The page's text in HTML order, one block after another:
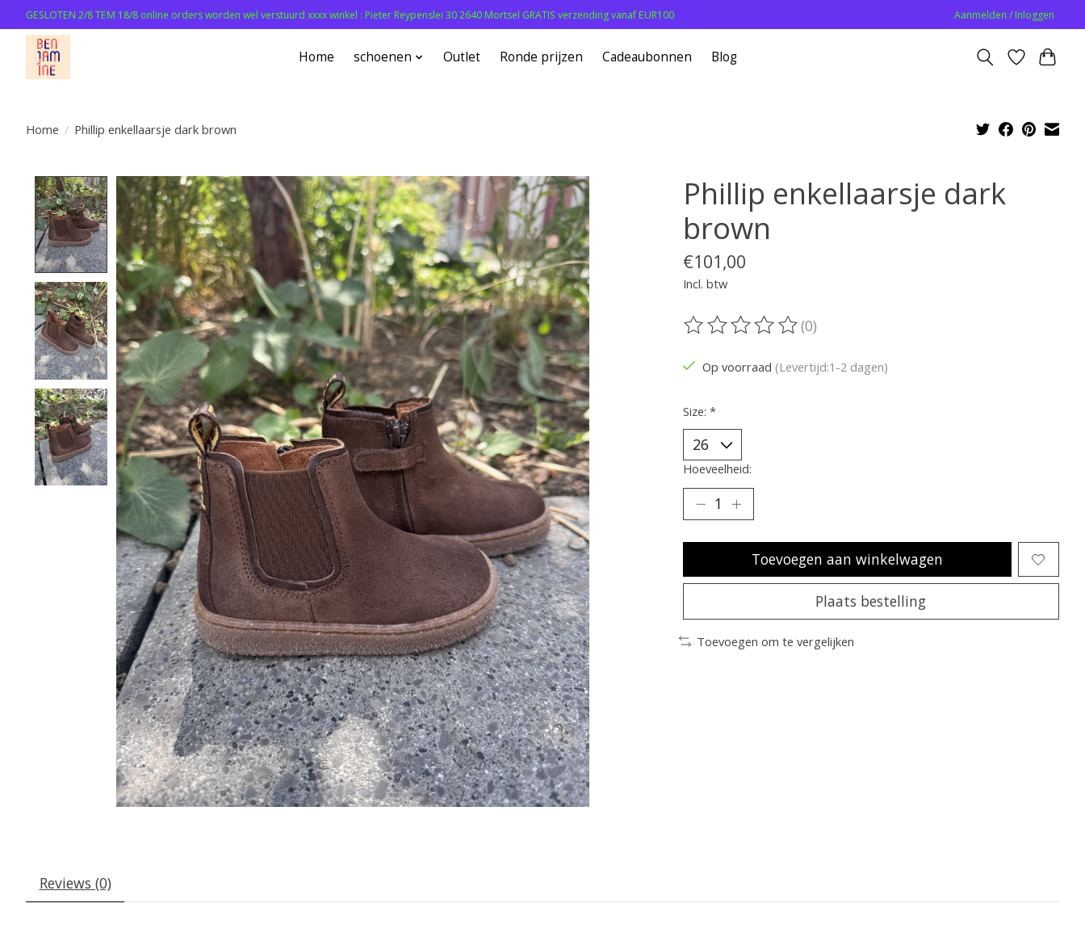
GESLOTEN 2/8 TEM 18/8 online orders worden wel verstuurd xxxx winkel : Pieter Reypenslei 30 2640 Mortsel GRATIS verzending vanaf EUR100 Aanmelden / Inloggen
Home schoenen Outlet Ronde prijzen Cadeaubonnen Blog
Home / Phillip enkellaarsje dark brown
Product image slideshow Items
Phillip enkellaarsje dark
brown
€101,00
Incl. btw
De beoordeling van dit product is
(0)
Op voorraad (Levertijd:1-2 dagen)
Size: *
Hoeveelheid:
Toevoegen aan winkelwagen
Plaats bestelling
Toevoegen om te vergelijken
Reviews (0)